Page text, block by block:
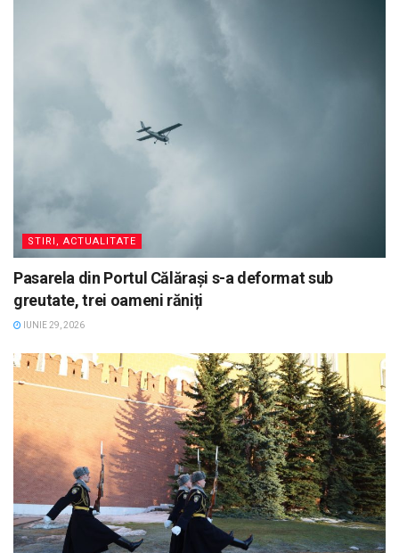
STIRI, ACTUALITATE
Pasarela din Portul Călărași s-a deformat sub
greutate, trei oameni răniți
IUNIE 29, 2026